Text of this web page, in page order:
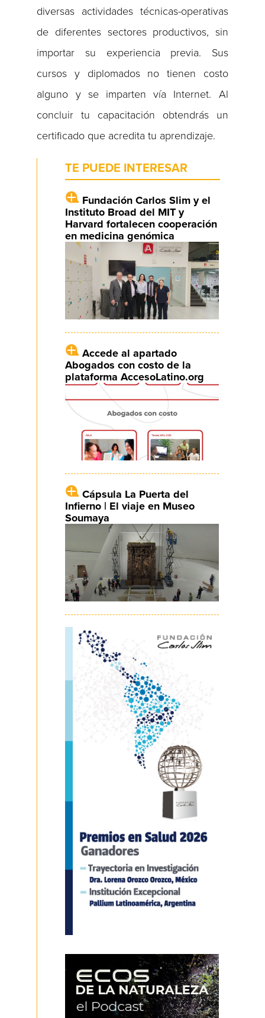
diversas actividades técnicas-operativas
de diferentes sectores productivos, sin
importar su experiencia previa. Sus
cursos y diplomados no tienen costo
alguno y se imparten vía Internet. Al
concluir tu capacitación obtendrás un
certificado que acredita tu aprendizaje.
TE PUEDE INTERESAR
Fundación Carlos Slim y el
Instituto Broad del MIT y
Harvard fortalecen cooperación
en medicina genómica
Accede al apartado
Abogados con costo de la
plataforma AccesoLatino.org
Cápsula La Puerta del
Infierno | El viaje en Museo
Soumaya